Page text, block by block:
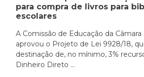
para compra de livros para
escolares
A Comissão de Educação da
aprovou o Projeto de Lei 9928/18,
destinação de, no mínimo, 3%
Dinheiro Direto ...